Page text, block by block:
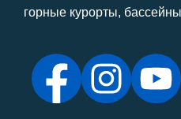
горные курорты,